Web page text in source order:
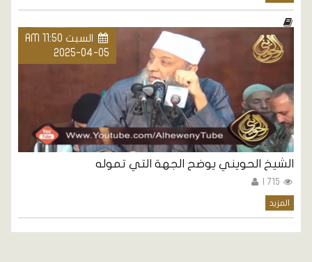
السبت AM 11:50
2025-04-05
الشيخ الحويني يوضح الجهة التي تموله
المزيد